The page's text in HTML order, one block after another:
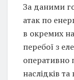
За даними
атак по
в окремих
перебої з
оперативно
наслідків